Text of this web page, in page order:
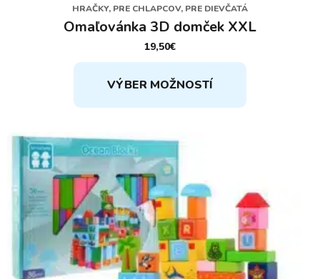
HRAČKY, PRE CHLAPCOV, PRE DIEVČATÁ
Omaľovánka 3D domček XXL
19,50€
VÝBER MOŽNOSTÍ
Tento
produkt
má
variantov.
Možnosti
si
môžete
vybrať
na
stránke
produktu.